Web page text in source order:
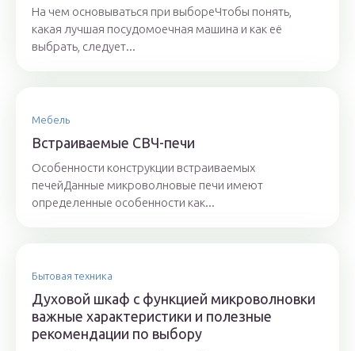
На чем основываться при выбореЧтобы понять,
какая лучшая посудомоечная машина и как её
выбрать, следует...
Мебель
Встраиваемые СВЧ-печи
Особенности конструкции встраиваемых
печейДанные микроволновые печи имеют
определенные особенности как...
Бытовая техника
Духовой шкаф с функцией микроволновки
важные характеристики и полезные
рекомендации по выбору